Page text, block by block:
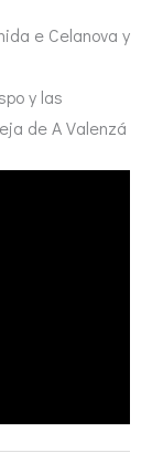
e Celanova y
y las
de A Valenzá